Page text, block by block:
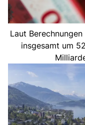
Laut
insgesamt um